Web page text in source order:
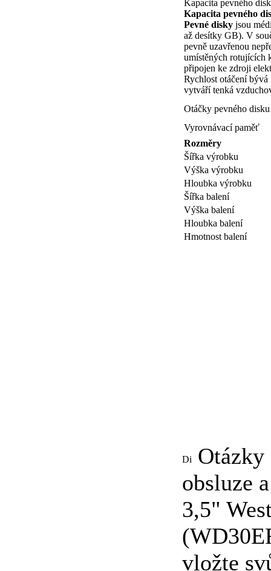
Kapacita pevného
Kapacita pevného
Pevné disky jsou
až desítky GB). V
pevně uzavřenou
umístěných rotujících
připojen ke zdroji
Rychlost otáčení
vytváří tenká
Otáčky pevného disku
Vyrovnávací paměť
Rozměry
Šířka výrobku
Výška výrobku
Hloubka výrobku
Šířka balení
Výška balení
Hloubka balení
Hmotnost balení
obsluze
3,5"
vložte